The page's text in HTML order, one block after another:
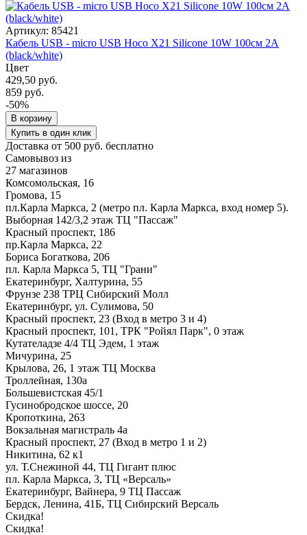
Артикул: 85421
Кабель USB - micro USB Hoco X21 Silicone 10W 100см 2A
(black/white)
Цвет
429,50 руб.
859 руб.
-50%
В корзину
Купить в один клик
Доставка от 500 руб. бесплатно
Самовывоз из
27 магазинов
Комсомольская, 16
Громова, 15
пл.Карла Маркса, 2 (метро пл. Карла Маркса, вход номер 5).
Выборная 142/3,2 этаж ТЦ "Пассаж"
Красный проспект, 186
пр.Карла Маркса, 22
Бориса Богаткова, 206
пл. Карла Маркса 5, ТЦ "Грани"
Екатеринбург, Халтурина, 55
Фрунзе 238 ТРЦ Сибирский Молл
Екатеринбург, ул. Сулимова, 50
Красный проспект, 23 (Вход в метро 3 и 4)
Красный проспект, 101, ТРК "Ройял Парк", 0 этаж
Кутателадзе 4/4 ТЦ Эдем, 1 этаж
Мичурина, 25
Крылова, 26, 1 этаж ТЦ Москва
Троллейная, 130а
Большевистская 45/1
Гусинобродское шоссе, 20
Кропоткина, 263
Вокзальная магистраль 4а
Красный проспект, 27 (Вход в метро 1 и 2)
Никитина, 62 к1
ул. Т.Снежиной 44, ТЦ Гигант плюс
пл. Карла Маркса, 3, ТЦ «Версаль»
Екатеринбург, Вайнера, 9 ТЦ Пассаж
Бердск, Ленина, 41Б, ТЦ Сибирский Версаль
Скидка!
Скидка!